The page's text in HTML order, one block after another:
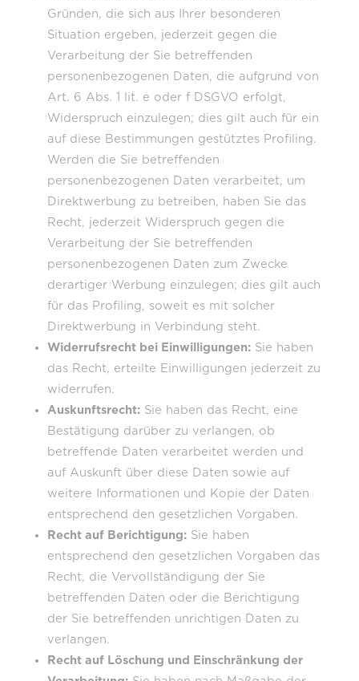
Gründen, die sich aus Ihrer besonderen
Situation ergeben, jederzeit gegen die
Verarbeitung der Sie betreffenden
personenbezogenen Daten, die aufgrund von
Art. 6 Abs. 1 lit. e oder f DSGVO erfolgt,
Widerspruch einzulegen; dies gilt auch für ein
auf diese Bestimmungen gestütztes Profiling.
Werden die Sie betreffenden
personenbezogenen Daten verarbeitet, um
Direktwerbung zu betreiben, haben Sie das
Recht, jederzeit Widerspruch gegen die
Verarbeitung der Sie betreffenden
personenbezogenen Daten zum Zwecke
derartiger Werbung einzulegen; dies gilt auch
für das Profiling, soweit es mit solcher
Direktwerbung in Verbindung steht.
Widerrufsrecht bei Einwilligungen:Sie haben
das Recht, erteilte Einwilligungen jederzeit zu
widerrufen.
Auskunftsrecht:Sie haben das Recht, eine
Bestätigung darüber zu verlangen, ob
betreffende Daten verarbeitet werden und
auf Auskunft über diese Daten sowie auf
weitere Informationen und Kopie der Daten
entsprechend den gesetzlichen Vorgaben.
Recht auf Berichtigung:Sie haben
entsprechend den gesetzlichen Vorgaben das
Recht, die Vervollständigung der Sie
betreffenden Daten oder die Berichtigung
der Sie betreffenden unrichtigen Daten zu
verlangen.
Recht auf Löschung und Einschränkung der